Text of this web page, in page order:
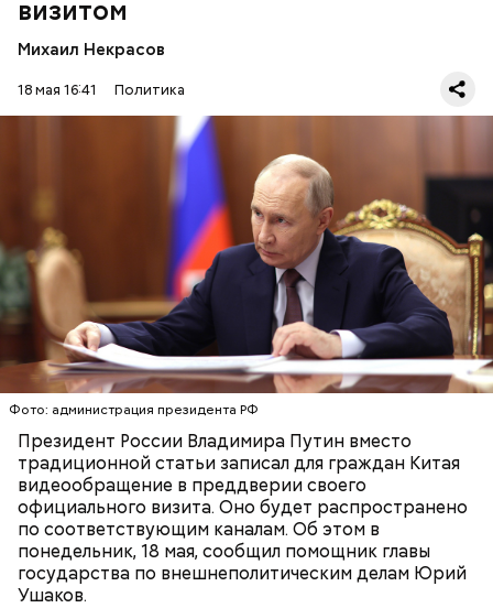
визитом
Михаил Некрасов
18 мая 16:41 Политика
Фото: администрация президента РФ
Президент России Владимира Путин вместо
традиционной статьи записал для граждан Китая
видеообращение в преддверии своего
официального визита. Оно будет распространено
по соответствующим каналам. Об этом в
понедельник, 18 мая, сообщил помощник главы
государства по внешнеполитическим делам Юрий
Ушаков.
Владимир Путин будет находиться с официальным
визитом в Китае 19–20 мая по приглашению
председателя Китайской Народной Республики Си
Цзиньпина. Стороны обсудят двусторонние
отношения между странами, а также обменяются
мнениями по основным международным и
региональным проблемам. Владимир Путин
приедет в Китай вслед за президентом США
Дональдом Трампом.
делегация, в которую войдут пять заместителей
представители администрации президента и
ключевые фигуры российского бизнеса.
ЮРИЙ УШАКОВ
ВЛАДИМИР ПУТИН